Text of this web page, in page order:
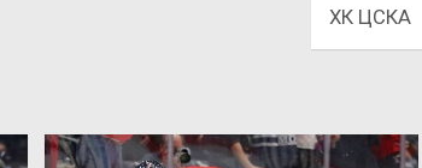
ХК ЦСКА